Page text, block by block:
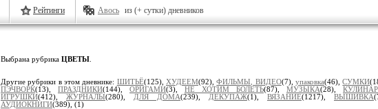
Рейтинги Авось из (+ сутки) дневников
Выбрана рубрика ЦВЕТЫ
Другие рубрики в этом дневнике: ШИТЬЁ(125),ХУДЕЕМ(92),ФИЛЬМЫ, ВИДЕО(7),упаковка(46),СУМКИ
ПЭЧВОРК(13), ПРАЗДНИКИ(144), ОРИГАМИ(3), НЕ ХОТИМ БОЛЕТЬ(87), МУЗЫКА(28),
ИГРУШКИ(412), ЖУРНАЛЫ(280), ДЛЯ ДОМА(239), ДЕКУПАЖ(1), ВЯЗАНИЕ(1217), ВЫШИВКА
АУДИОКНИГИ(389), (1)